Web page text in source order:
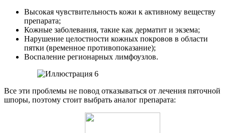
Высокая чувствительность кожи к активному веществу
препарата;
Кожные заболевания, такие как дерматит и экзема;
Нарушение целостности кожных покровов в области
пятки (временное противопоказание);
Воспаление регионарных лимфоузлов.
Все эти проблемы не повод отказываться от лечения пяточной
шпоры, поэтому стоит выбрать аналог препарата: